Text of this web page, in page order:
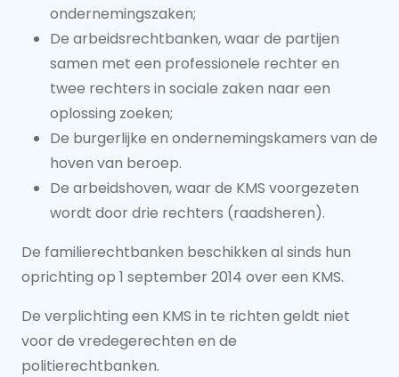
ondernemingszaken;
De arbeidsrechtbanken, waar de partijen
samen met een professionele rechter en
twee rechters in sociale zaken naar een
oplossing zoeken;
De burgerlijke en ondernemingskamers van de
hoven van beroep.
De arbeidshoven, waar de KMS voorgezeten
wordt door drie rechters (raadsheren).
De familierechtbanken beschikken al sinds hun
oprichting op 1 september 2014 over een KMS.
De verplichting een KMS in te richten geldt niet
voor de vredegerechten en de
politierechtbanken.